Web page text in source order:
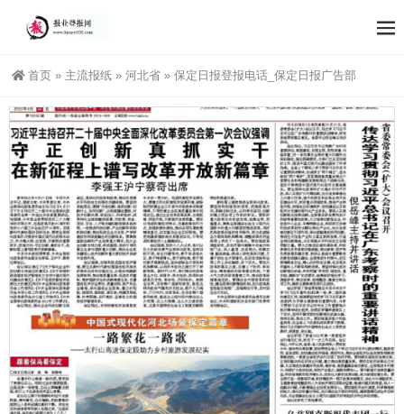
首页 » 主流报纸 » 河北省 » 保定日报登报电话_保定日报广告部